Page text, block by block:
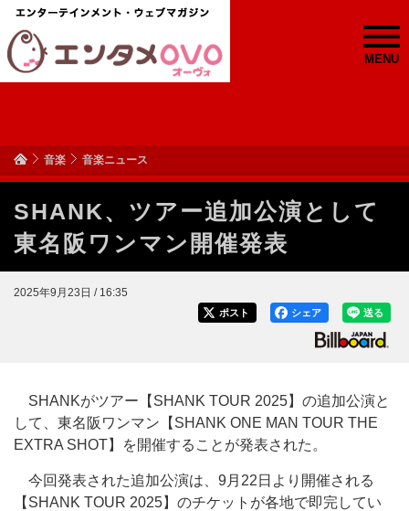
MENU
音楽 音楽ニュース
SHANK、ツアー追加公演として
東名阪ワンマン開催発表
2025年9月23日 / 16:35
送る
シェア
ポスト
SHANKがツアー【SHANK TOUR 2025】の追加公演と
して、東名阪ワンマン【SHANK ONE MAN TOUR THE
EXTRA SHOT】を開催することが発表された。
今回発表された追加公演は、9月22日より開催される
【SHANK TOUR 2025】のチケットが各地で即完してい